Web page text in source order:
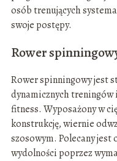
osób trenujących
swoje postępy.
Rower
Rower spinningowy jest
dynamicznych treningów
fitness. Wyposażony w
konstrukcję, wiernie
szosowym. Polecany
wydolności poprzez